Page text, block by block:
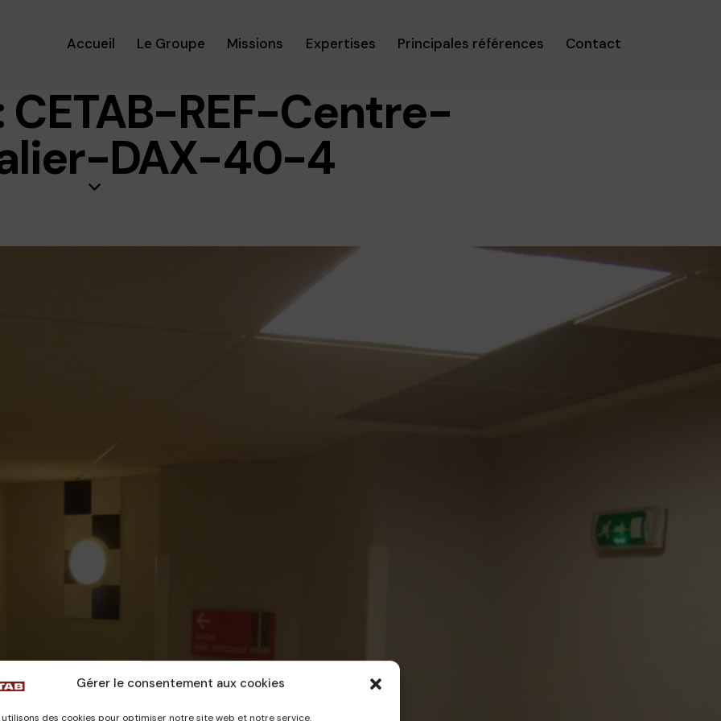
Gérer le consentement aux cookies
utilisons des cookies pour optimiser notre site web et notre service.
Accueil Le Groupe Missions Expertises Principales références Contact
REF-Centre-
DAX-40-4